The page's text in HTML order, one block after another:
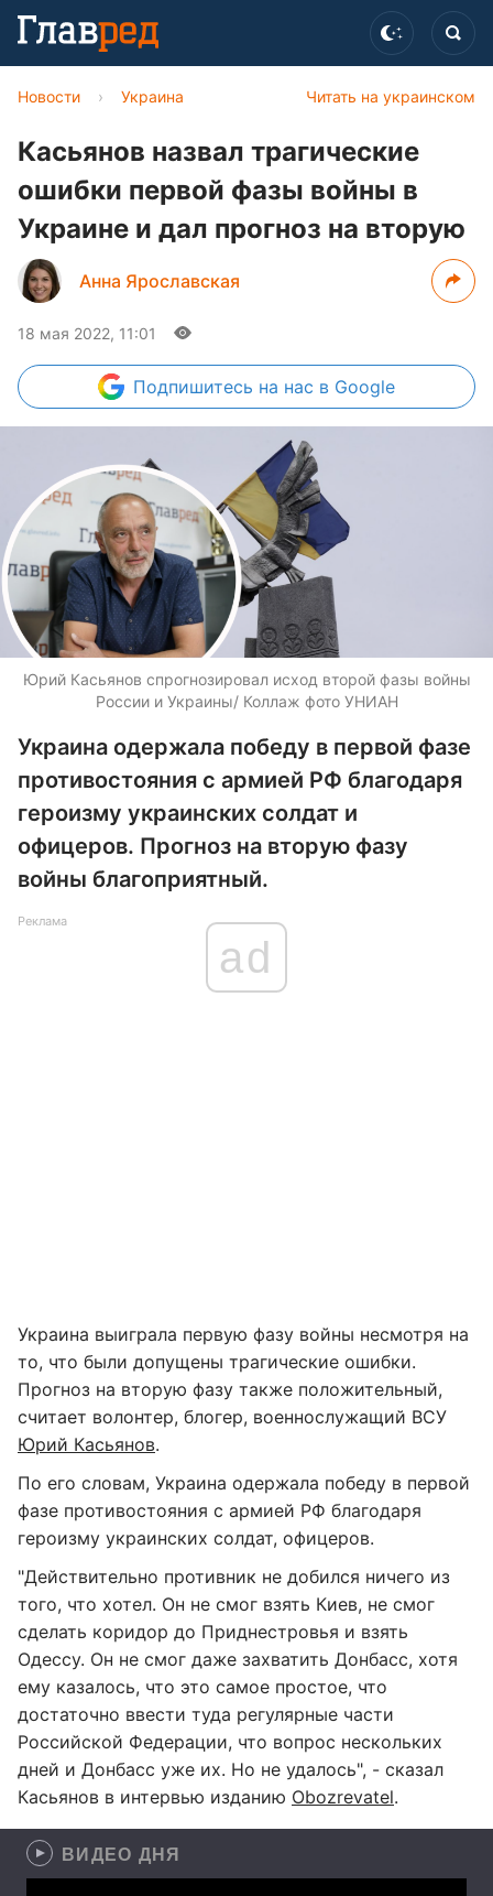
Читать на украинском
Новости › Украина
Касьянов назвал трагические
ошибки первой фазы войны в
Украине и дал прогноз на вторую
Анна Ярославская
18 мая 2022, 11:01
Подпишитесь на нас в Google
Юрий Касьянов спрогнозировал исход второй фазы войны
России и Украины/ Коллаж фото УНИАН
Украина одержала победу в первой фазе
противостояния с армией РФ благодаря
героизму украинских солдат и
офицеров. Прогноз на вторую фазу
войны благоприятный.
Реклама
ad
Украина выиграла первую фазу войны несмотря на
то, что были допущены трагические ошибки.
Прогноз на вторую фазу также положительный,
считает волонтер, блогер, военнослужащий ВСУ
Юрий Касьянов.
По его словам, Украина одержала победу в первой
фазе противостояния с армией РФ благодаря
героизму украинских солдат, офицеров.
"Действительно противник не добился ничего из
того, что хотел. Он не смог взять Киев, не смог
сделать коридор до Приднестровья и взять
Одессу. Он не смог даже захватить Донбасс, хотя
ему казалось, что это самое простое, что
достаточно ввести туда регулярные части
Российской Федерации, что вопрос нескольких
дней и Донбасс уже их. Но не удалось", - сказал
Касьянов в интервью изданию Obozrevatel.
ВИДЕО ДНЯ